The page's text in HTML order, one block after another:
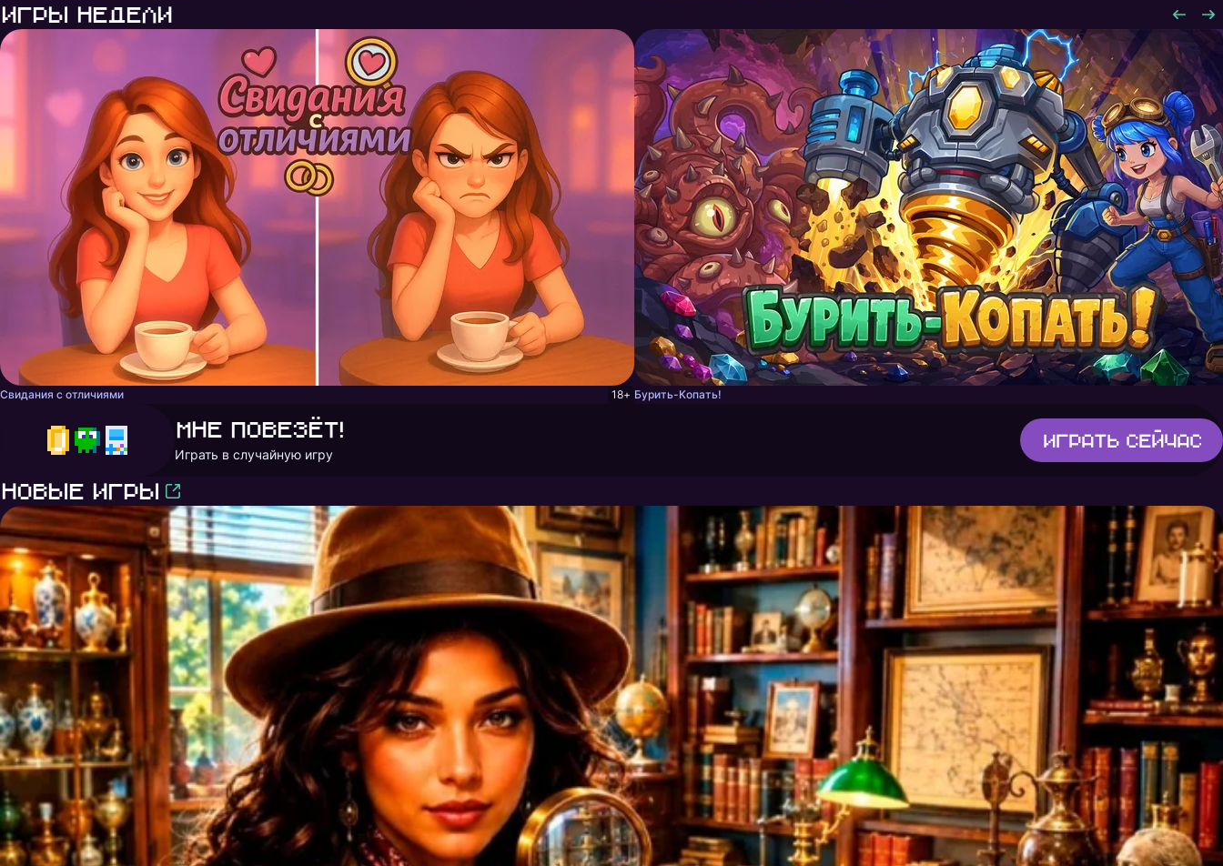
Игры недели
Свидания с отличиями 18+ Бурить-Копать!
Мне повезёт!
Играть в случайную игру
Играть сейчас
Новые игры